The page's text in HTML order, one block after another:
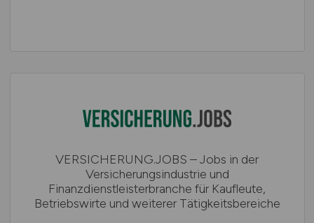
VERSICHERUNG.JOBS – Jobs in der
Versicherungsindustrie und
Finanzdienstleisterbranche für Kaufleute,
Betriebswirte und weiterer Tätigkeitsbereiche